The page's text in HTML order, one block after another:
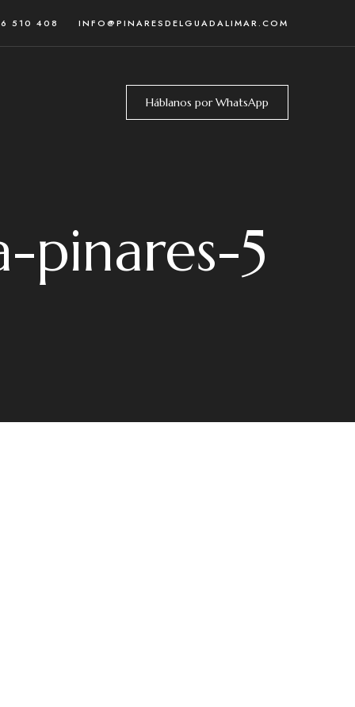
510 408 INFO@PINARESDELGUADALIMAR.COM
Háblanos por WhatsApp
pinares-5